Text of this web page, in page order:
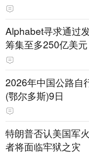
Alphabet寻求通过
筹集至多250亿美元
2026年中国公路自
(鄂尔多斯)9日
特朗普否认美国军
者将面临牢狱之灾